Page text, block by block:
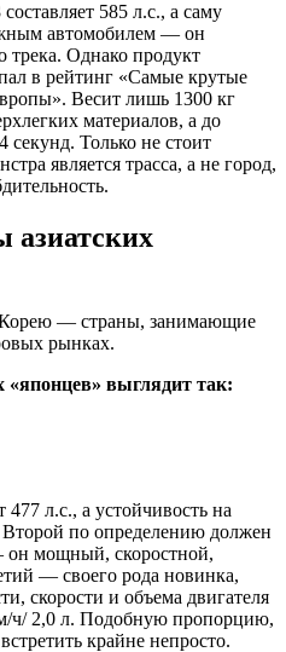
585 л.с., а саму
автомобилем — он
трека. Однако продукт
в рейтинг «Самые крутые
Весит лишь 1300 кг
материалов, а до
секунд. Только не стоит
является трасса, а не город,
азиатских
— страны, занимающие
рынках.
выглядит так:
л.с., а устойчивость на
Второй по определению должен
он мощный, скоростной,
— своего рода новинка,
скорости и объема двигателя
ч/ 2,0 л. Подобную пропорцию,
крайне непросто.